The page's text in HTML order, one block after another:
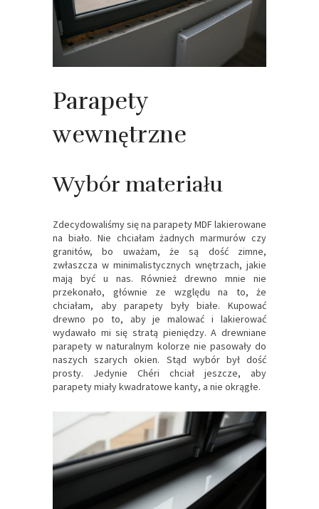
Parapety
wewnętrzne
Wybór materiału
Zdecydowaliśmy się na parapety MDF lakierowane
na biało. Nie chciałam żadnych marmurów czy
granitów, bo uważam, że są dość zimne,
zwłaszcza w minimalistycznych wnętrzach, jakie
mają być u nas. Również drewno mnie nie
przekonało, głównie ze względu na to, że
chciałam, aby parapety były białe. Kupować
drewno po to, aby je malować i lakierować
wydawało mi się stratą pieniędzy. A drewniane
parapety w naturalnym kolorze nie pasowały do
naszych szarych okien. Stąd wybór był dość
prosty. Jedynie Chéri chciał jeszcze, aby
parapety miały kwadratowe kanty, a nie okrągłe.